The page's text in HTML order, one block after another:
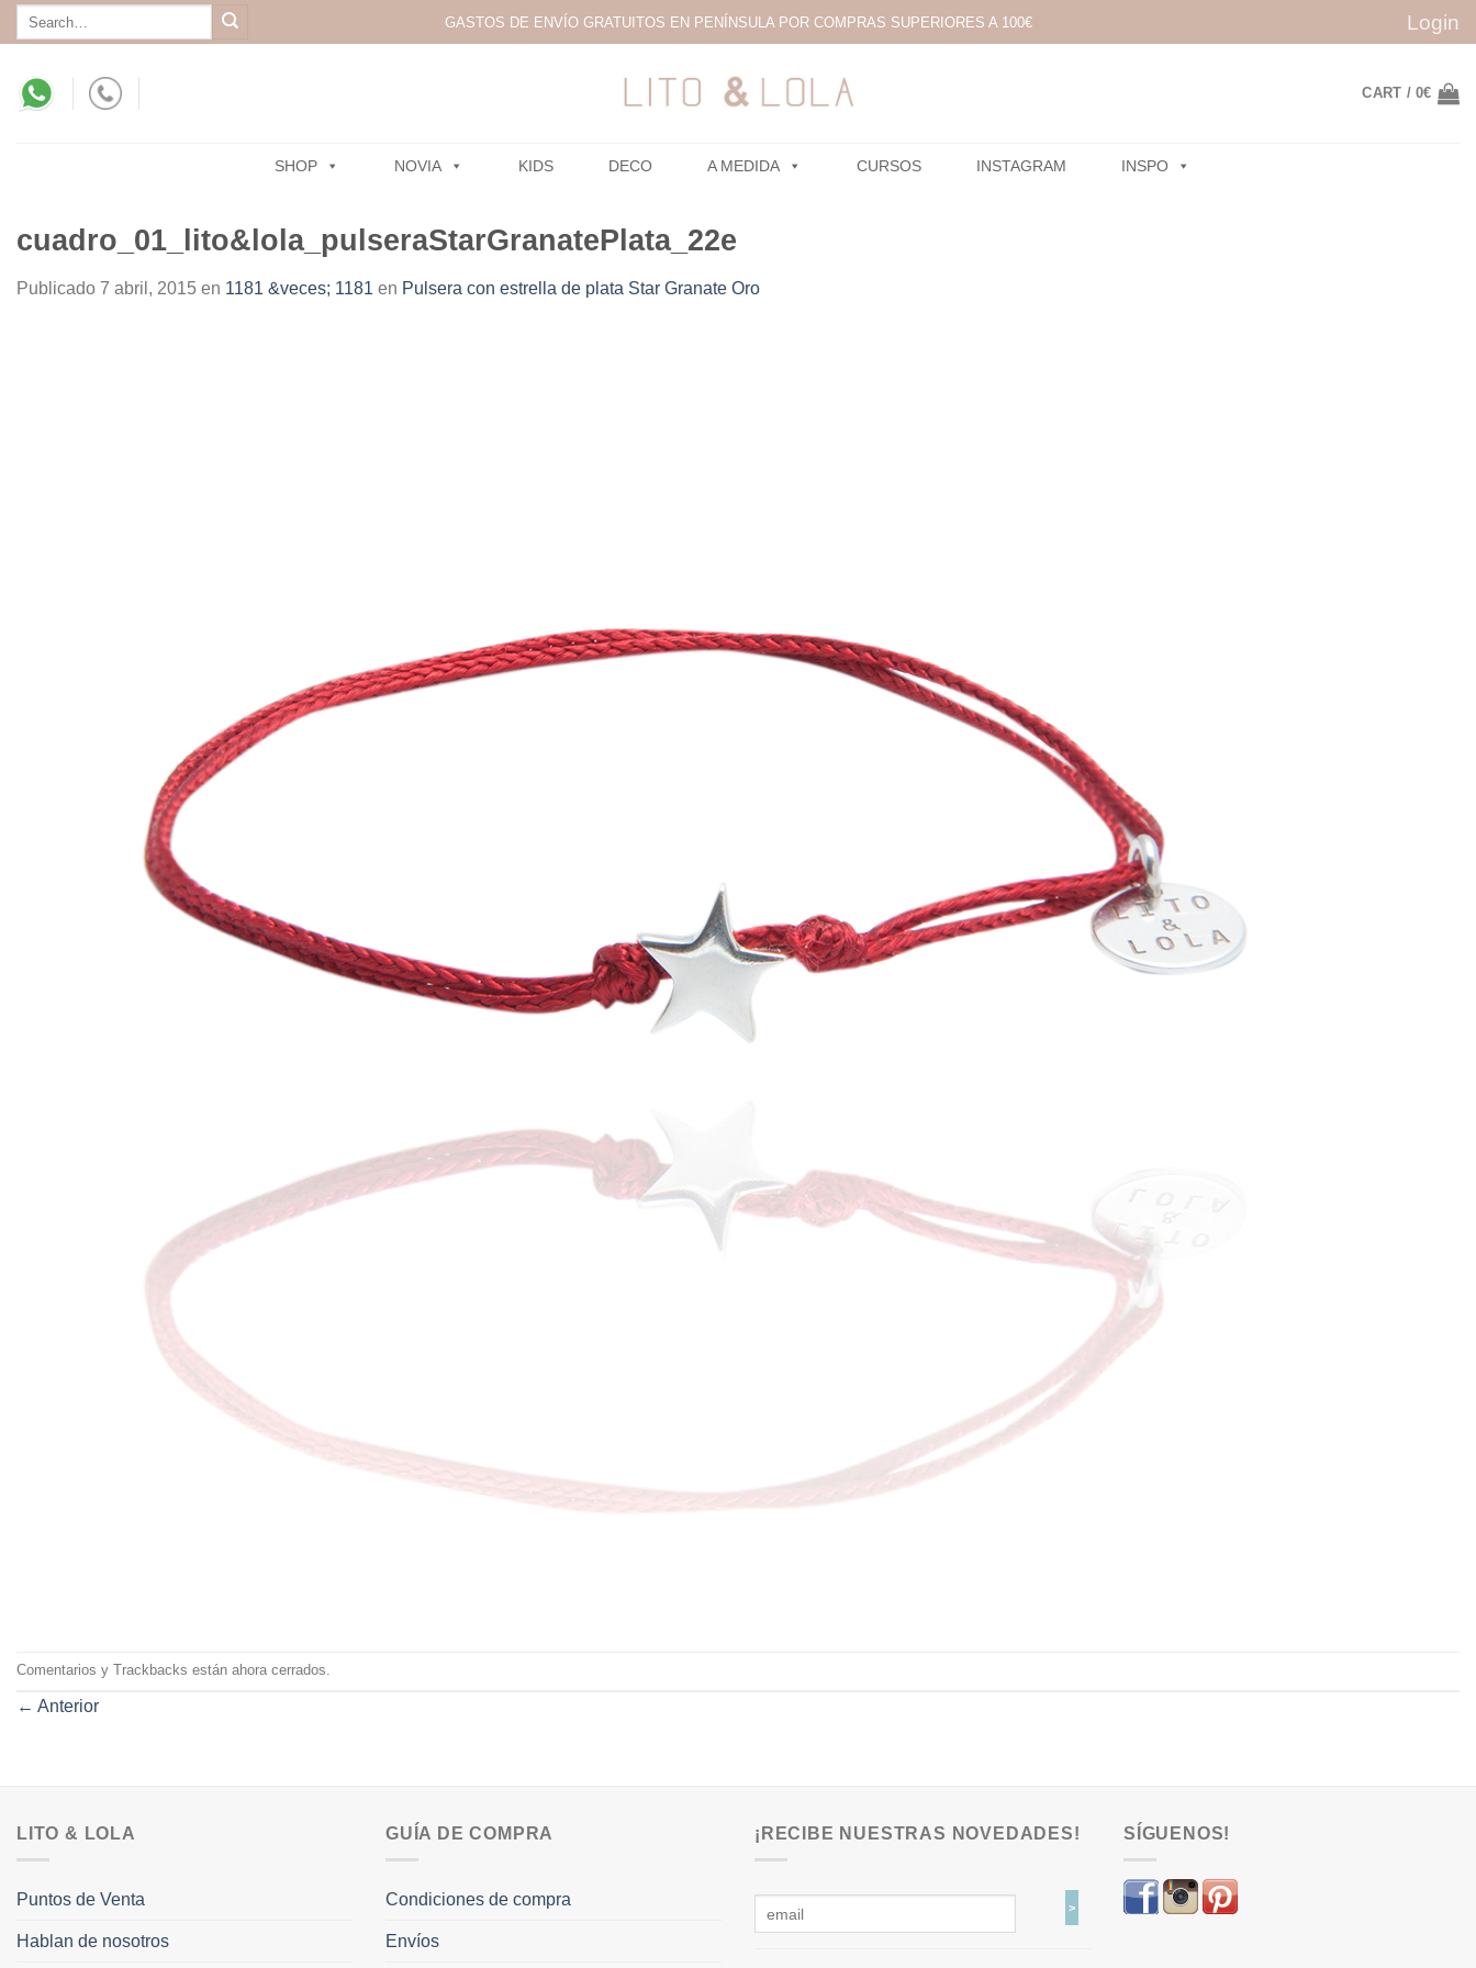
Skip
to
Search
GASTOS DE ENVÍO GRATUITOS EN PENÍNSULA POR COMPRAS SUPERIORES A 100€ Login
CART /0€
SHOP NOVIA KIDS DECO A MEDIDA CURSOS INSTAGRAM INSPO
cuadro_01_lito&lola_pulseraStarGranatePlata_22e
Publicado 7 abril, 2015 en 1181 &veces; 1181 en Pulsera con estrella de plata Star Granate Oro
Comentarios y Trackbacks están ahora cerrados.
← Anterior
LITO & LOLA
Puntos de Venta
Hablan de nosotros
GUÍA DE COMPRA
Condiciones de compra
Envíos
¡RECIBE NUESTRAS NOVEDADES! SÍGUENOS!